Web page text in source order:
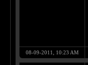
08-09-2011, 10:23 AM